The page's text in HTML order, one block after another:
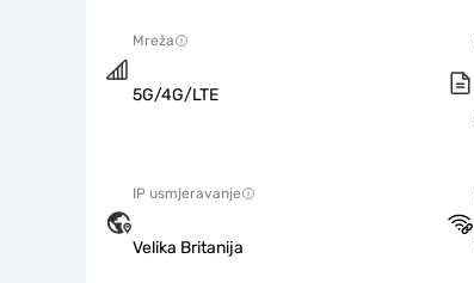
Mreža
5G/4G/LTE
IP usmjeravanje
Velika Britanija